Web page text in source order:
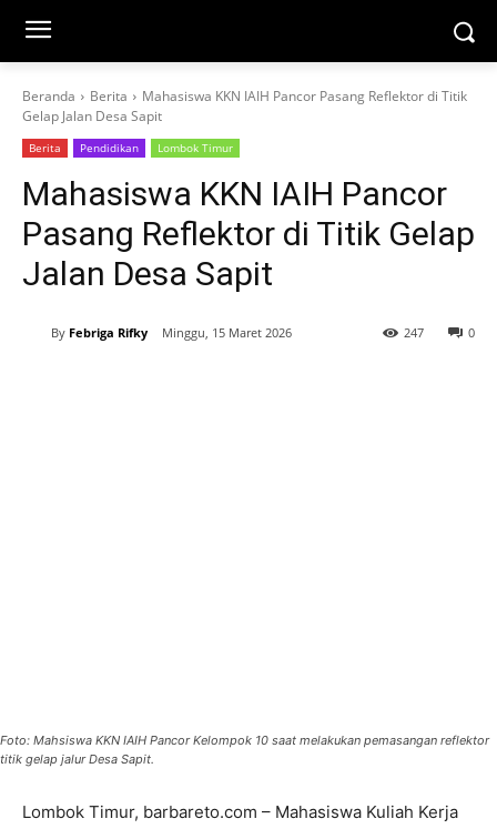
Beranda Berita
Mahasiswa KKN IAIH Pancor Pasang Reflektor di Titik
Gelap Jalan Desa Sapit
Berita Pendidikan Lombok Timur
Mahasiswa KKN IAIH Pancor
Pasang Reflektor di Titik Gelap
Jalan Desa Sapit
By Febriga Rifky Minggu, 15 Maret 2026 0
247
Foto: Mahsiswa KKN IAIH Pancor Kelompok 10 saat melakukan pemasangan reflektor
titik gelap jalur Desa Sapit.
Lombok Timur, barbareto.com – Mahasiswa Kuliah Kerja